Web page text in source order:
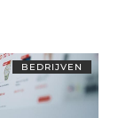
BEDRIJVEN